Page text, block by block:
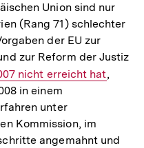
Union sind nur
(Rang 71) schlechter
der EU zur
zur Reform der Justiz
nicht erreicht hat,
in einem
unter
Kommission, im
angemahnt und